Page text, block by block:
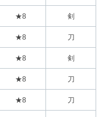
★8 剣
★8 刀
★8 剣
★8 刀
★8 刀